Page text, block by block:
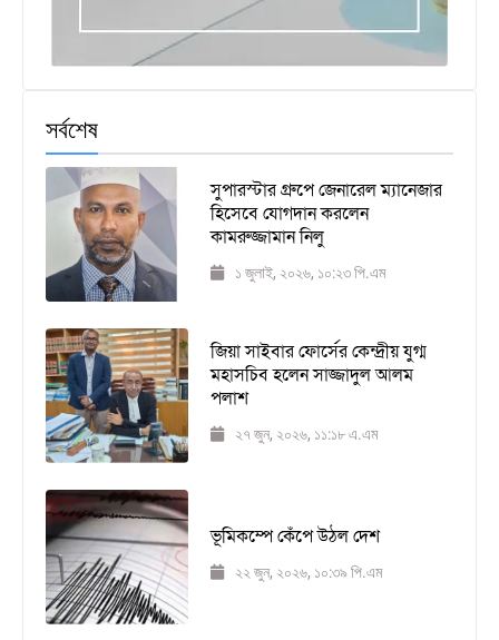
সর্বশেষ
সুপারস্টার গ্রুপে জেনারেল ম্যানেজার
হিসেবে যোগদান করলেন
কামরুজ্জামান নিলু
১ জুলাই, ২০২৬, ১০:২৩ পি.এম
জিয়া সাইবার ফোর্সের কেন্দ্রীয় যুগ্ম
মহাসচিব হলেন সাজ্জাদুল আলম
পলাশ
২৭ জুন, ২০২৬, ১১:১৮ এ.এম
ভূমিকম্পে কেঁপে উঠল দেশ
২২ জুন, ২০২৬, ১০:৩৯ পি.এম